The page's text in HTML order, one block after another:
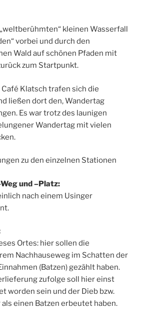
kleinen Wasserfall
vorbei und durch den
Wald auf schönen Pfaden mit
zum Startpunkt.
Klatsch trafen sich die
ließen dort den, Wandertag
Es war trotz des launigen
Wandertag mit vielen
zu den einzelnen Stationen
und –Platz:
nach einem Usinger
Ortes: hier sollen die
Nachhauseweg im Schatten der
(Batzen) gezählt haben.
zufolge soll hier einst
worden sein und der Dieb bzw.
einen Batzen erbeutet haben.